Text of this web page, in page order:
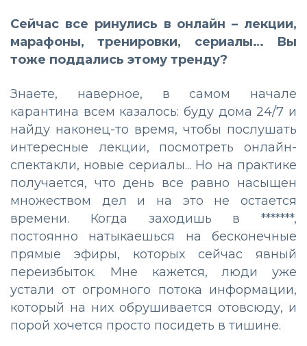
Сейчас все ринулись в онлайн – лекции,
марафоны, тренировки, сериалы… Вы
тоже поддались этому тренду?
Знаете, наверное, в самом начале
карантина всем казалось: буду дома 24/7 и
найду наконец-то время, чтобы послушать
интересные лекции, посмотреть онлайн-
спектакли, новые сериалы... Но на практике
получается, что день все равно насыщен
множеством дел и на это не остается
времени. Когда заходишь в *******,
постоянно натыкаешься на бесконечные
прямые эфиры, которых сейчас явный
переизбыток. Мне кажется, люди уже
устали от огромного потока информации,
который на них обрушивается отовсюду, и
порой хочется просто посидеть в тишине.